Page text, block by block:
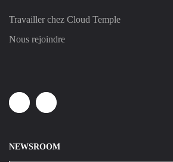
Travailler chez Cloud Temple
Nous rejoindre
LinkedinYoutube
NEWSROOM